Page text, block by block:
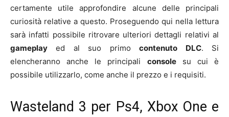
certamente utile approfondire alcune delle principali
curiosità relative a questo. Proseguendo qui nella lettura
sarà infatti possibile ritrovare ulteriori dettagli relativi al
gameplay ed al suo primocontenuto DLC. Si
elencheranno anche le principali consolesu cui è
possibile utilizzarlo, come anche il prezzo e i requisiti.
Wasteland 3 per Ps4, Xbox One e